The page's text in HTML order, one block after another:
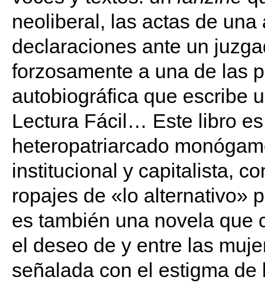
neoliberal, las actas de
declaraciones ante un
forzosamente a una de las
autobiográfica que escribe
Lectura Fácil… Este libro
heteropatriarcado
institucional y capitalista,
ropajes de «lo alternativo»
es también una novela que
el deseo de y entre las
señalada con el estigma